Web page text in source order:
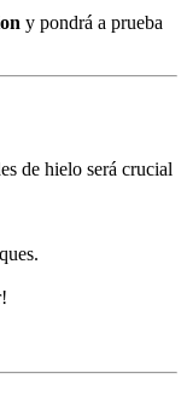
y pondrá a prueba
de hielo será crucial